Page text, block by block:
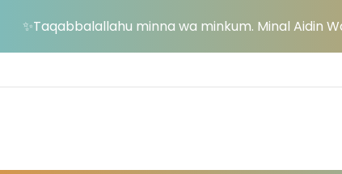
✨Taqabbalallahu minna wa minkum. Minal Aidin